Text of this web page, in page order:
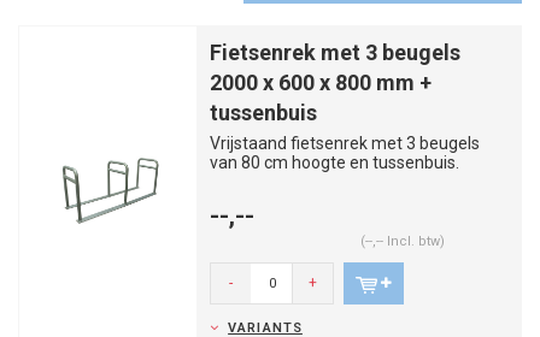
Fietsenrek met 3 beugels
2000 x 600 x 800 mm +
tussenbuis
Vrijstaand fietsenrek met 3 beugels
van 80 cm hoogte en tussenbuis.
--,--
(--,-- Incl. btw)
- +
VARIANTS